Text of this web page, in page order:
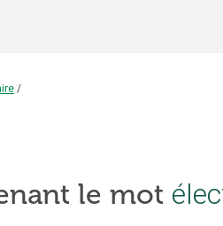
/
le mot